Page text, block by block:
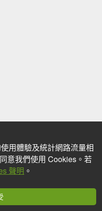
用體驗及統計網路流量相
意我們使用 Cookies。若
聲明 。